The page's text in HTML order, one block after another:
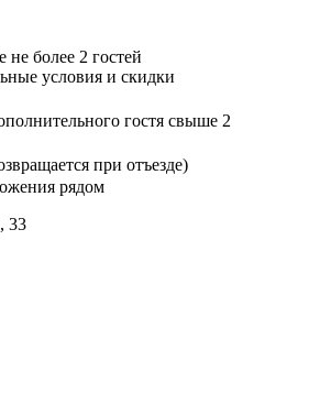
более 2 гостей
условия и скидки
гостя свыше 2
при отъезде)
рядом
33